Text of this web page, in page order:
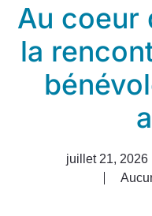
Au coeur
la
juillet 21, 2026
sur